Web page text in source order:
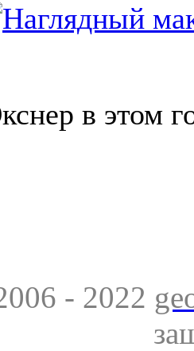
в этом
- 2022